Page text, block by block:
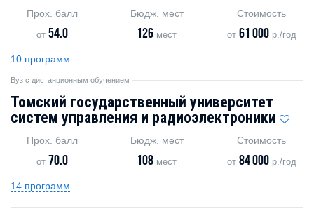
Прох. балл
от54.0
Бюдж. мест
126 мест
Стоимость
от 61 000р./год
10 программ
Вуз с дистанционным обучением
Томский государственный университет
систем управления и радиоэлектроники
Прох. балл
от 70.0
Бюдж. мест
108 мест
Стоимость
от 84 000р./год
14 программ